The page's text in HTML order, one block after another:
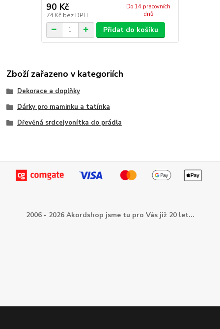
90 Kč
74 Kč bez DPH
Do 14 pracovních
dnů
Přidat do košíku
Zboží zařazeno v kategoriích
Dekorace a doplňky
Dárky pro maminku a tatínka
Dřevěná srdce|vonítka do prádla
2006 - 2026 Akordshop jsme tu pro Vás již 20 let...